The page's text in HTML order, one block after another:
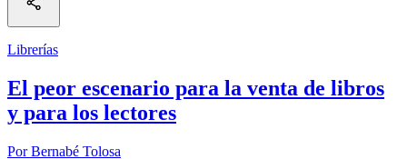
Librerías
El peor escenario para la venta de libros
y para los lectores
Por Bernabé Tolosa